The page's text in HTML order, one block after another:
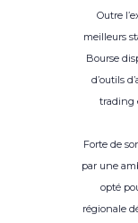
Outre
meilleurs
Bourse
d’outils
trading
Forte de
par une
opté
régionale